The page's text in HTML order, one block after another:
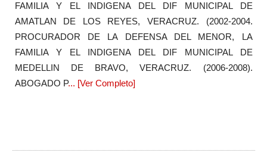
FAMILIA Y EL INDIGENA DEL DIF MUNICIPAL DE
AMATLAN DE LOS REYES, VERACRUZ. (2002-2004.
PROCURADOR DE LA DEFENSA DEL MENOR, LA
FAMILIA Y EL INDIGENA DEL DIF MUNICIPAL DE
MEDELLIN DE BRAVO, VERACRUZ. (2006-2008).
ABOGADO P... [Ver Completo]